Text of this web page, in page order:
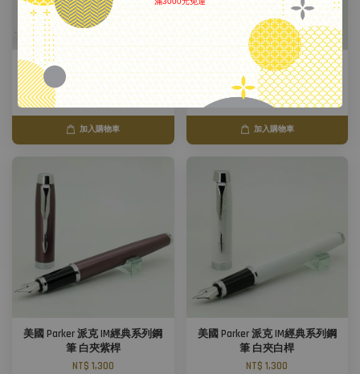
美國 Parker 派克 Sonnet 商籟
系列鋼筆 玫瑰金桿 銀夾銀尖
NT$ 5,500
加入購物車
美國 Parker 派克 Sonnet 商籟
系列鋼筆 羽絨白桿
NT$ 5,500
加入購物車
美國 Parker 派克 IM經典系列鋼
筆 白夾紫桿
NT$ 1,300
美國 Parker 派克 IM經典系列鋼
筆 白夾白桿
NT$ 1,300